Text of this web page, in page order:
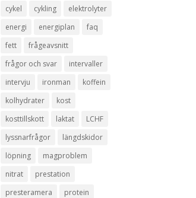
cykel
cykling
elektrolyter
energi
energiplan
faq
fett
frågeavsnitt
frågor och svar
intervaller
intervju
ironman
koffein
kolhydrater
kost
kosttillskott
laktat
LCHF
lyssnarfrågor
längdskidor
löpning
magproblem
nitrat
prestation
presteramera
protein